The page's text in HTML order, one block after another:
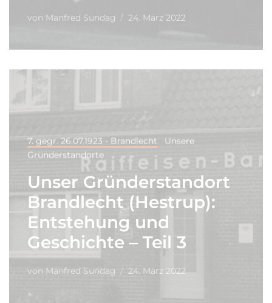
von Manfred Sundag 24. März 2022
7. gegr. 26.07.1923 - Brandlecht
Unsere
Gründerstandorte
Unser Gründerstandort
Brandlecht (Hestrup):
Entstehung und
Geschichte – Teil 3
von Manfred Sundag 24. März 2022